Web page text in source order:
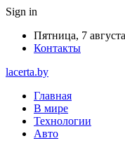
Sign in
Пятница, 7
Контакты
lacerta.by
Главная
В мире
Технологии
Авто